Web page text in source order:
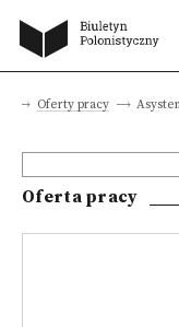
Oferty pracy
Oferta pracy